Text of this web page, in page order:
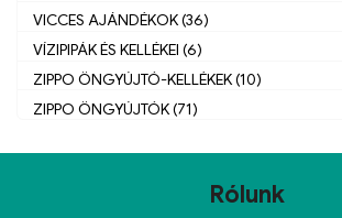
VICCES AJÁNDÉKOK (36)
VÍZIPIPÁK ÉS KELLÉKEI (6)
ZIPPO ÖNGYÚJTÓ-KELLÉKEK (10)
ZIPPO ÖNGYÚJTÓK (71)
Rólunk